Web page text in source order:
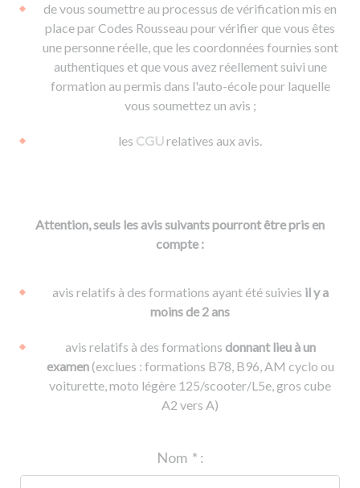
de vous soumettre au processus de vérification mis en
place par Codes Rousseau pour vérifier que vous êtes
une personne réelle, que les coordonnées fournies sont
authentiques et que vous avez réellement suivi une
formation au permis dans l'auto-école pour laquelle
vous soumettez un avis ;
les CGUrelatives aux avis.
Attention, seuls les avis suivants pourront être pris en
compte :
avis relatifs à des formations ayant été suivies il y a
moins de 2 ans
avis relatifs à des formations donnant lieu à un
examen(exclues : formations B78, B96, AM cyclo ou
voiturette, moto légère 125/scooter/L5e, gros cube
A2 vers A)
* :